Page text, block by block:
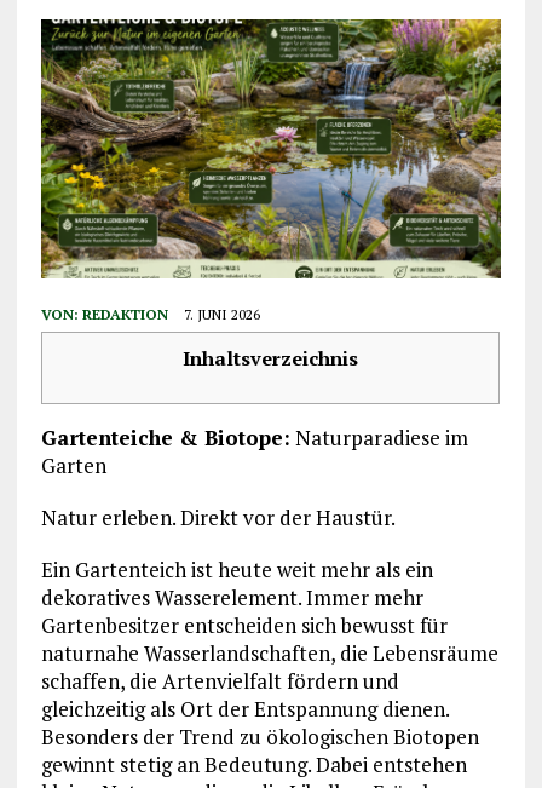
VON: REDAKTION 7. JUNI 2026
Inhaltsverzeichnis
Gartenteiche & Biotope: Naturparadiese im
Garten
Natur erleben. Direkt vor der Haustür.
Ein Gartenteich ist heute weit mehr als ein
dekoratives Wasserelement. Immer mehr
Gartenbesitzer entscheiden sich bewusst für
naturnahe Wasserlandschaften, die Lebensräume
schaffen, die Artenvielfalt fördern und
gleichzeitig als Ort der Entspannung dienen.
Besonders der Trend zu ökologischen Biotopen
gewinnt stetig an Bedeutung. Dabei entstehen